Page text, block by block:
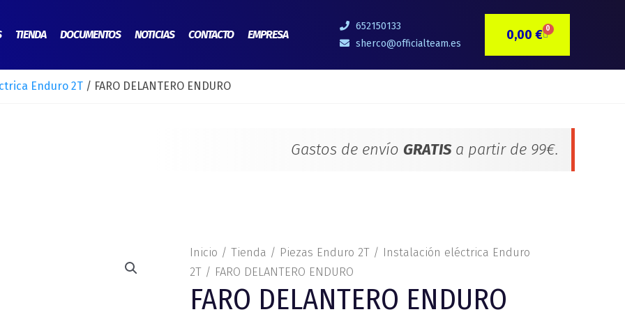
TIENDA DOCUMENTOS NOTICIAS CONTACTO EMPRESA
652150133
sherco@officialteam.es
0,00 € 0CARRITO
Enduro 2T / FARO DELANTERO ENDURO
Gastos de envío GRATISa partir de 99€.
Inicio / Tienda / Piezas Enduro 2T / Instalación eléctrica Enduro
2T / FARO DELANTERO ENDURO
FARO DELANTERO ENDURO
FARO
DELANTERO
ENDURO